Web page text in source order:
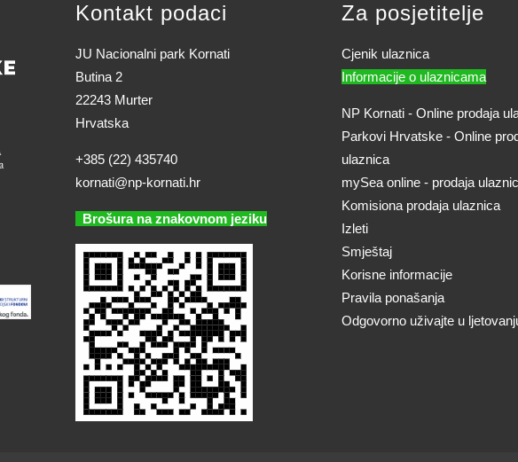
Kontakt podaci
JU Nacionalni park Kornati
Butina 2
22243 Murter
Hrvatska
+385 (22) 435740
kornati@np-kornati.hr
Brošura na znakovnom jeziku
Za posjetitelje
Cjenik ulaznica
Informacije o ulaznicama
NP Kornati - Online prodaja
Parkovi Hrvatske - Online
ulaznica
mySea online - prodaja
Komisiona prodaja ulaznica
Izleti
Smještaj
Korisne informacije
Pravila ponašanja
Odgovorno uživajte u